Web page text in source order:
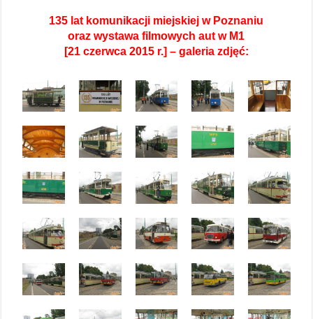
135 lat komunikacji miejskiej w Poznaniu
oraz wystawa filmowych aut w M1
[21 czerwca 2015 r.] – galeria zdjęć: